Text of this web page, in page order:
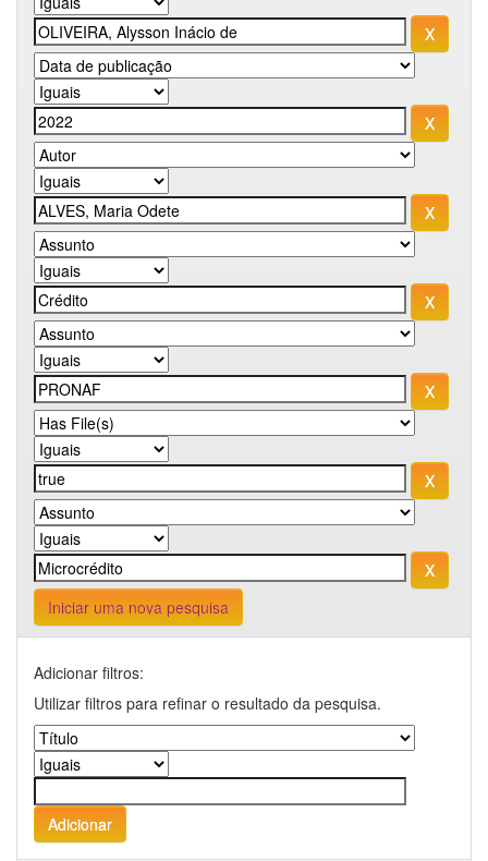
Iniciar uma nova pesquisa
Adicionar filtros:
Utilizar filtros para refinar o resultado da pesquisa.